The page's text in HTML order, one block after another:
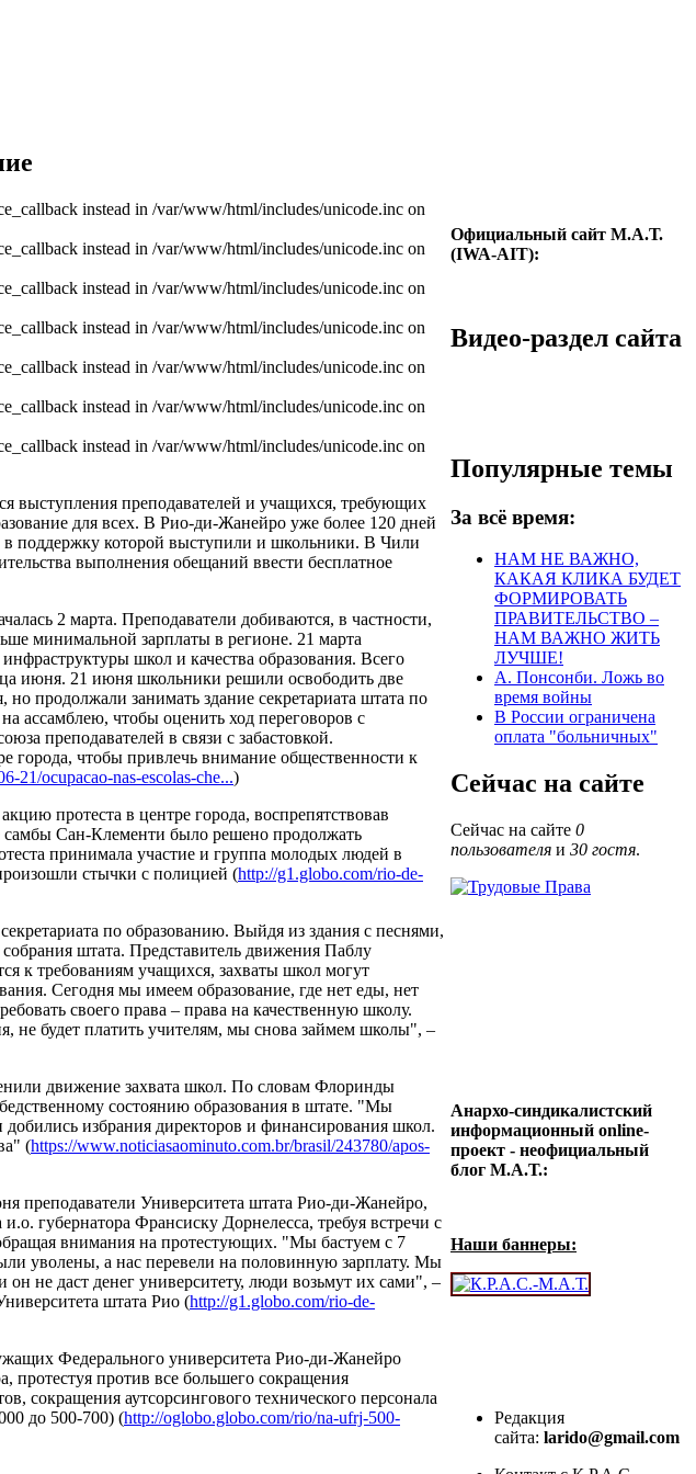
instead in /var/www/html/includes/unicode.inc on
instead in /var/www/html/includes/unicode.inc on
instead in /var/www/html/includes/unicode.inc on
instead in /var/www/html/includes/unicode.inc on
instead in /var/www/html/includes/unicode.inc on
instead in /var/www/html/includes/unicode.inc on
instead in /var/www/html/includes/unicode.inc on
выступления преподавателей и учащихся, требующих
для всех. В Рио-ди-Жанейро уже более 120 дней
в поддержку которой выступили и школьники. В Чили
выполнения обещаний ввести бесплатное
2 марта. Преподаватели добиваются, в частности,
минимальной зарплаты в регионе. 21 марта
школ и качества образования. Всего
июня. 21 июня школьники решили освободить две
продолжали занимать здание секретариата штата по
ассамблею, чтобы оценить ход переговоров с
преподавателей в связи с забастовкой.
города, чтобы привлечь внимание общественности к
21/ocupacao-nas-escolas-che...)
протеста в центре города, воспрепятствовав
самбы Сан-Клементи было решено продолжать
принимала участие и группа молодых людей в
стычки с полицией (http://g1.globo.com/rio-de-
по образованию. Выйдя из здания с песнями,
штата. Представитель движения Паблу
к требованиям учащихся, захваты школ могут
Сегодня мы имеем образование, где нет еды, нет
своего права – права на качественную школу.
не будет платить учителям, мы снова займем школы", –
движение захвата школ. По словам Флоринды
состоянию образования в штате. "Мы
избрания директоров и финансирования школ.
(https://www.noticiasaominuto.com.br/brasil/243780/apos-
преподаватели Университета штата Рио-ди-Жанейро,
губернатора Франсиску Дорнелесса, требуя встречи с
внимания на протестующих. "Мы бастуем с 7
уволены, а нас перевели на половинную зарплату. Мы
не даст денег университету, люди возьмут их сами", –
штата Рио (http://g1.globo.com/rio-de-
Федерального университета Рио-ди-Жанейро
протестуя против все большего сокращения
сокращения аутсорсингового технического персонала
до 500-700) (http://oglobo.globo.com/rio/na-ufrj-500-
Официальный сайт М.А.Т.
(IWA-AIT):
Видео-раздел сайта
Популярные темы
За всё время:
НАМ НЕ ВАЖНО,
КАКАЯ КЛИКА БУДЕТ
ФОРМИРОВАТЬ
ПРАВИТЕЛЬСТВО –
НАМ ВАЖНО ЖИТЬ
ЛУЧШЕ!
А. Понсонби. Ложь во
время войны
В России ограничена
оплата "больничных"
Сейчас на сайте
Сейчас на сайте 0
пользователя и 30 гостя.
Анархо-синдикалистский
информационный online-
проект - неофициальный
блог М.А.Т.:
Наши баннеры:
Редакция
сайта: larido@gmail.com